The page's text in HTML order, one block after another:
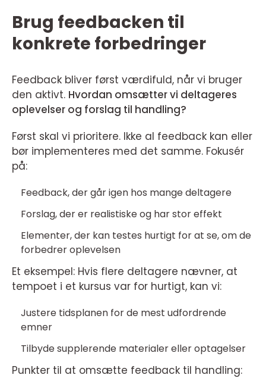
Brug feedbacken til
konkrete forbedringer
Feedback bliver først værdifuld, når vi bruger
den aktivt. Hvordan omsætter vi deltageres
oplevelser og forslag til handling?
Først skal vi prioritere. Ikke al feedback kan eller
bør implementeres med det samme. Fokusér
på:
Feedback, der går igen hos mange deltagere
Forslag, der er realistiske og har stor effekt
Elementer, der kan testes hurtigt for at se, om de
forbedrer oplevelsen
Et eksempel: Hvis flere deltagere nævner, at
tempoet i et kursus var for hurtigt, kan vi:
Justere tidsplanen for de mest udfordrende
emner
Tilbyde supplerende materialer eller optagelser
Punkter til at omsætte feedback til handling: